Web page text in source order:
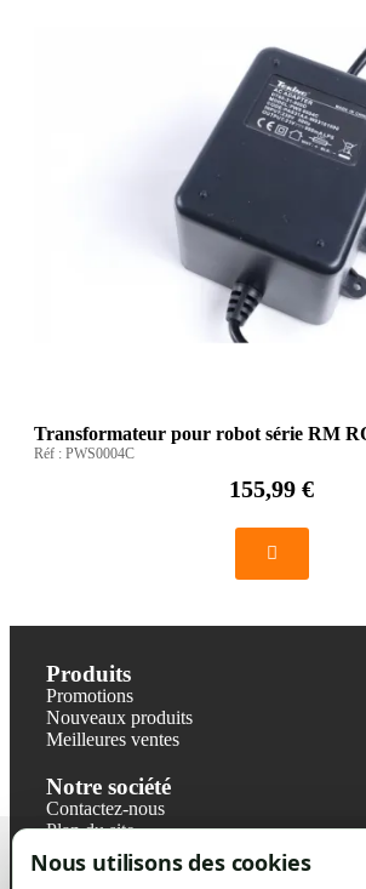
Nous utilisons des cookies
Transformateur pour robot série RM
Réf : PWS0004C
155,99 €
Produits
Promotions
Nouveaux produits
Meilleures ventes
Notre société
Contactez-nous
Plan du site
Magasin
Mentions légales